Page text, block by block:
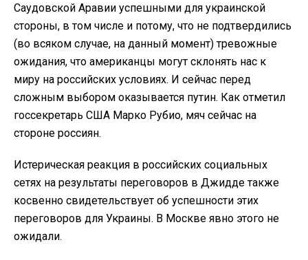
Саудовской Аравии успешными для украинской
стороны, в том числе и потому, что не подтвердились
(во всяком случае, на данный момент) тревожные
ожидания, что американцы могут склонять нас к
миру на российских условиях. И сейчас перед
сложным выбором оказывается путин. Как отметил
госсекретарь США Марко Рубио, мяч сейчас на
стороне россиян.
Истерическая реакция в российских социальных
сетях на результаты переговоров в Джидде также
косвенно свидетельствует об успешности этих
переговоров для Украины. В Москве явно этого не
ожидали.